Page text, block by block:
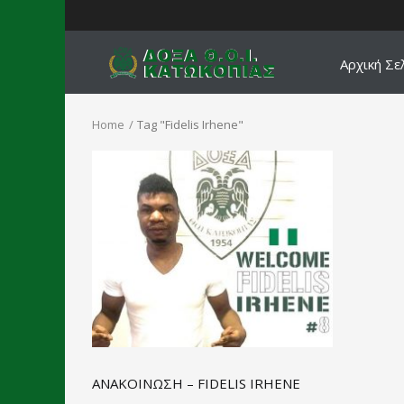
Αρχική
Home Tag "Fidelis Irhene"
ΑΝΑΚΟΙΝΩΣΗ – FIDELIS IRHENE